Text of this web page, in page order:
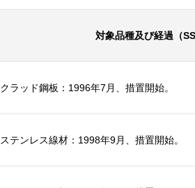
対象品種及び経過（
クラッド鋼板：1996年7月、措置開始。
ステンレス線材：1998年9月、措置開始。